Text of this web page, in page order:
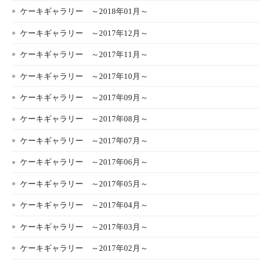
ケーキギャラリー ～2018年01月～
ケーキギャラリー ～2017年12月～
ケーキギャラリー ～2017年11月～
ケーキギャラリー ～2017年10月～
ケーキギャラリー ～2017年09月～
ケーキギャラリー ～2017年08月～
ケーキギャラリー ～2017年07月～
ケーキギャラリー ～2017年06月～
ケーキギャラリー ～2017年05月～
ケーキギャラリー ～2017年04月～
ケーキギャラリー ～2017年03月～
ケーキギャラリー ～2017年02月～